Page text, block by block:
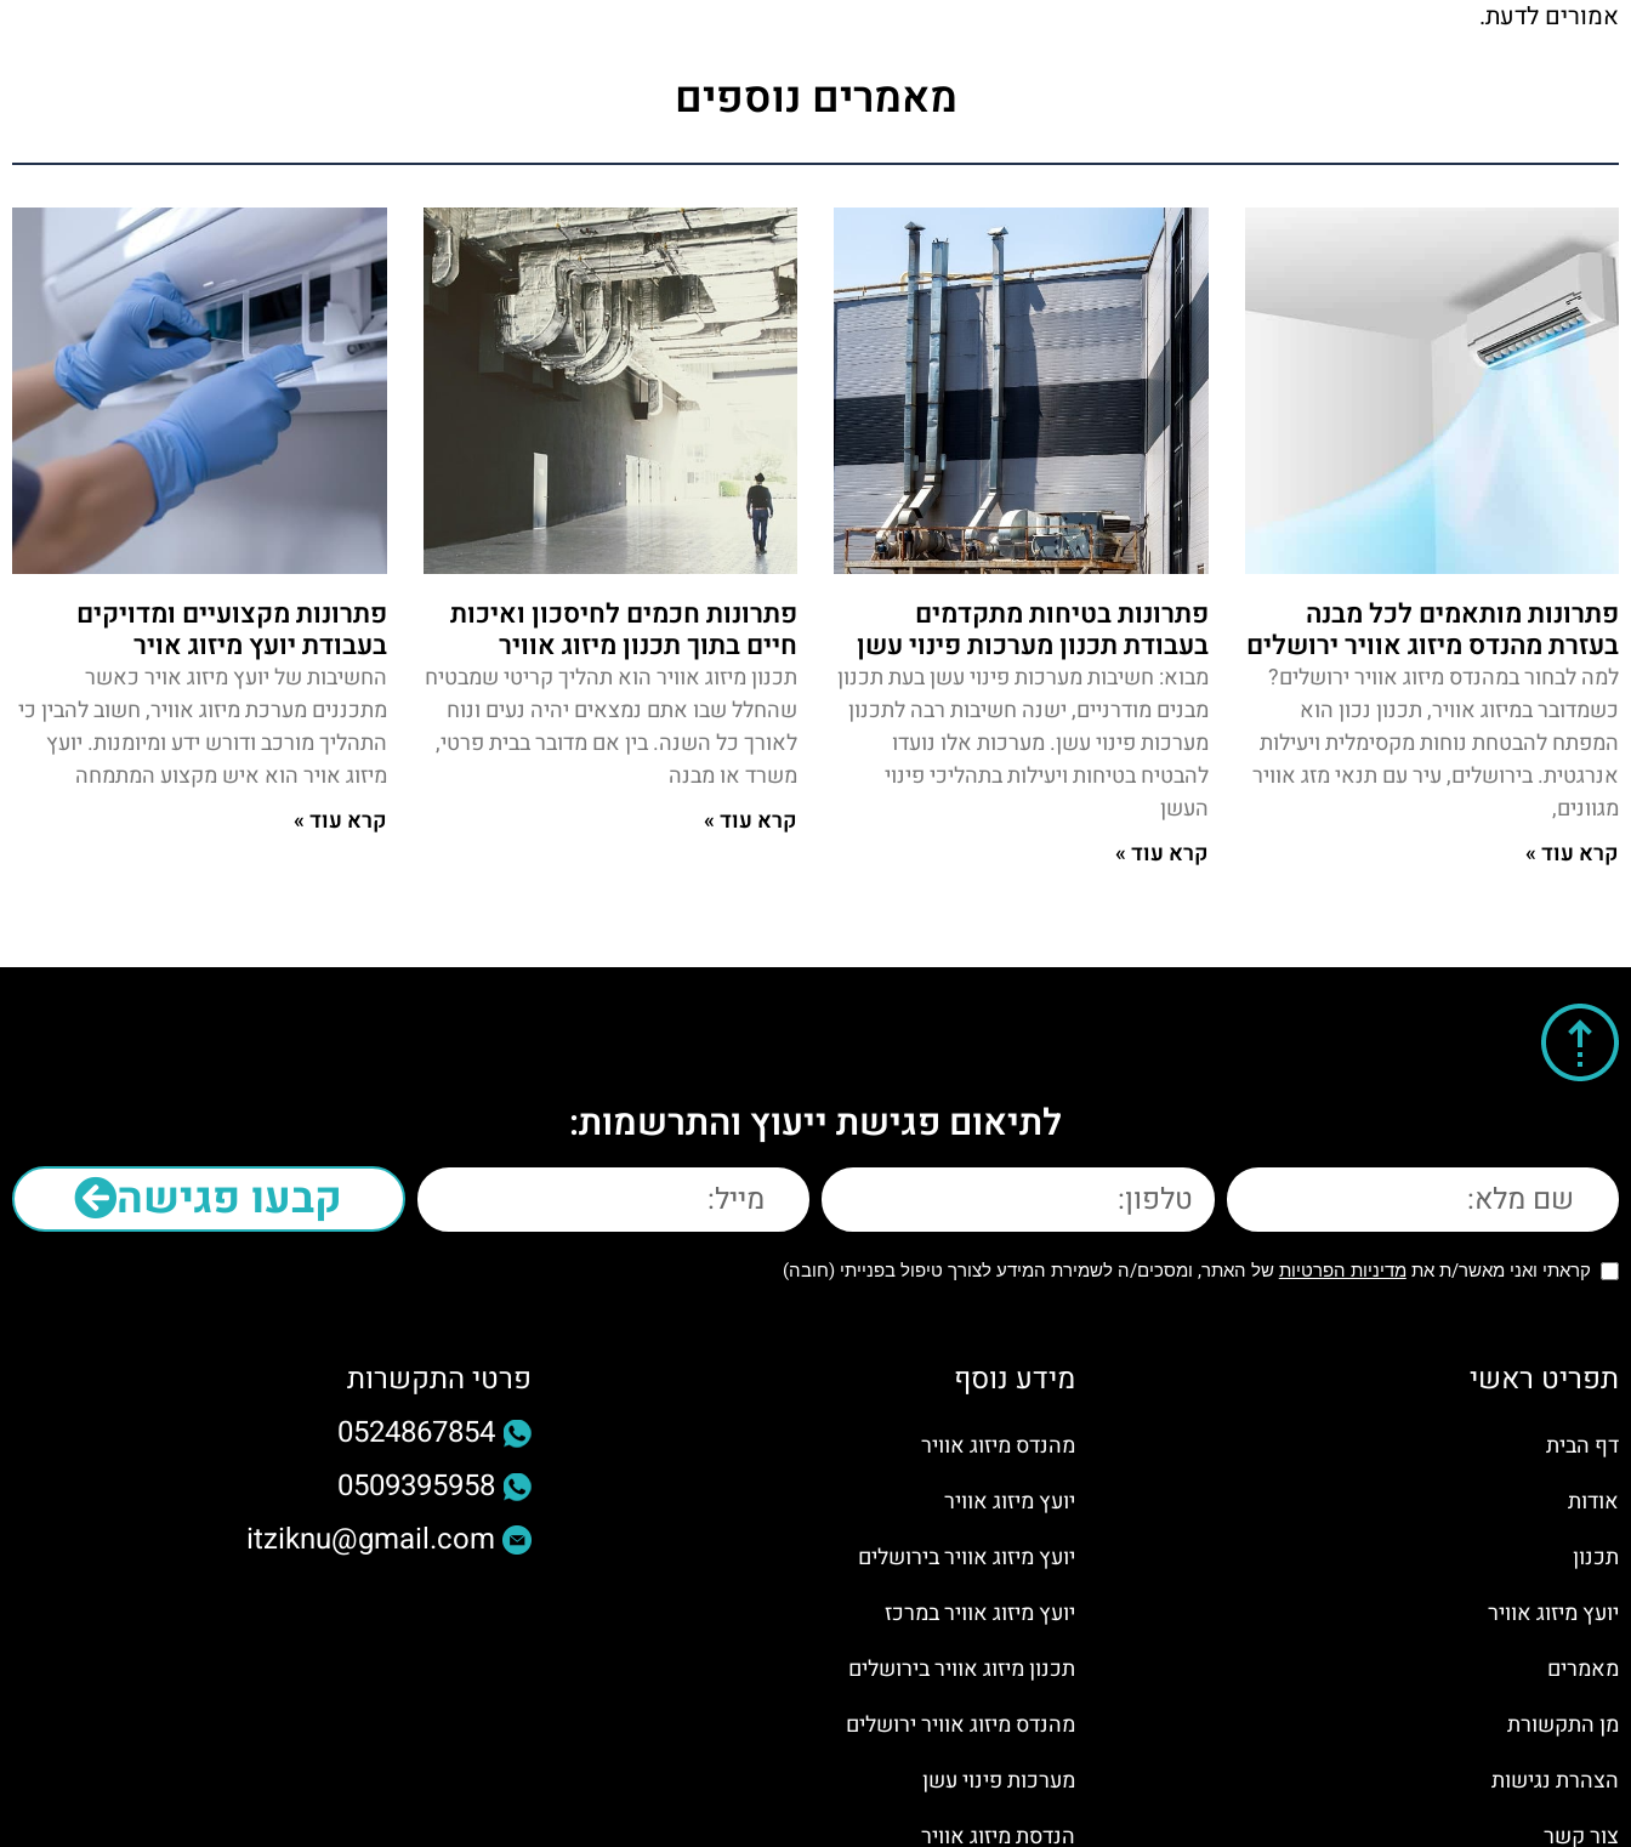
אמורים לדעת.
מאמרים נוספים
פתרונות מותאמים לכל מבנה
בעזרת מהנדס מיזוג אוויר ירושלים
למה לבחור במהנדס מיזוג אוויר ירושלים?
כשמדובר במיזוג אוויר, תכנון נכון הוא
המפתח להבטחת נוחות מקסימלית ויעילות
אנרגטית. בירושלים, עיר עם תנאי מזג אוויר
מגוונים,
קרא עוד »
פתרונות בטיחות מתקדמים
בעבודת תכנון מערכות פינוי עשן
מבוא: חשיבות מערכות פינוי עשן בעת תכנון
מבנים מודרניים, ישנה חשיבות רבה לתכנון
מערכות פינוי עשן. מערכות אלו נועדו
להבטיח בטיחות ויעילות בתהליכי פינוי
העשן
קרא עוד »
פתרונות חכמים לחיסכון ואיכות
חיים בתוך תכנון מיזוג אוויר
תכנון מיזוג אוויר הוא תהליך קריטי שמבטיח
שהחלל שבו אתם נמצאים יהיה נעים ונוח
לאורך כל השנה. בין אם מדובר בבית פרטי,
משרד או מבנה
קרא עוד »
פתרונות מקצועיים ומדויקים
בעבודת יועץ מיזוג אויר
החשיבות של יועץ מיזוג אויר כאשר
מתכננים מערכת מיזוג אוויר, חשוב להבין כי
התהליך מורכב ודורש ידע ומיומנות. יועץ
מיזוג אויר הוא איש מקצוע המתמחה
קרא עוד »
לתיאום פגישת ייעוץ והתרשמות:
קראתי ואני מאשר/ת אתמדיניות הפרטיות של האתר, ומסכים/ה לשמירת המידע לצורך טיפול בפנייתי (חובה)
קבעו פגישה
תפריט ראשי
דף הבית
אודות
תכנון
יועץ מיזוג אוויר
מאמרים
מן התקשורת
הצהרת נגישות
צור קשר
מידע נוסף
מהנדס מיזוג אוויר
יועץ מיזוג אוויר
יועץ מיזוג אוויר בירושלים
יועץ מיזוג אוויר במרכז
תכנון מיזוג אוויר בירושלים
מהנדס מיזוג אוויר ירושלים
מערכות פינוי עשן
הנדסת מיזוג אוויר
פרטי התקשרות
0524867854
0509395958
itziknu@gmail.com